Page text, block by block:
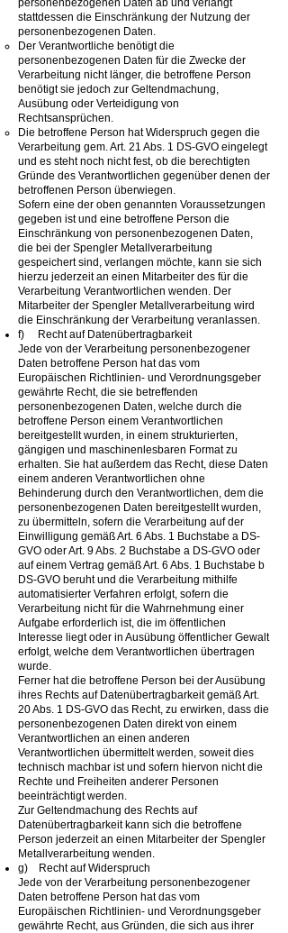
personenbezogenen Daten ab und verlangt
stattdessen die Einschränkung der Nutzung der
personenbezogenen Daten.
Der Verantwortliche benötigt die
personenbezogenen Daten für die Zwecke der
Verarbeitung nicht länger, die betroffene Person
benötigt sie jedoch zur Geltendmachung,
Ausübung oder Verteidigung von
Rechtsansprüchen.
Die betroffene Person hat Widerspruch gegen die
Verarbeitung gem. Art. 21 Abs. 1 DS-GVO eingelegt
und es steht noch nicht fest, ob die berechtigten
Gründe des Verantwortlichen gegenüber denen der
betroffenen Person überwiegen.
Sofern eine der oben genannten Voraussetzungen
gegeben ist und eine betroffene Person die
Einschränkung von personenbezogenen Daten,
die bei der Spengler Metallverarbeitung
gespeichert sind, verlangen möchte, kann sie sich
hierzu jederzeit an einen Mitarbeiter des für die
Verarbeitung Verantwortlichen wenden. Der
Mitarbeiter der Spengler Metallverarbeitung wird
die Einschränkung der Verarbeitung veranlassen.
f) Recht auf Datenübertragbarkeit
Jede von der Verarbeitung personenbezogener
Daten betroffene Person hat das vom
Europäischen Richtlinien- und Verordnungsgeber
gewährte Recht, die sie betreffenden
personenbezogenen Daten, welche durch die
betroffene Person einem Verantwortlichen
bereitgestellt wurden, in einem strukturierten,
gängigen und maschinenlesbaren Format zu
erhalten. Sie hat außerdem das Recht, diese Daten
einem anderen Verantwortlichen ohne
Behinderung durch den Verantwortlichen, dem die
personenbezogenen Daten bereitgestellt wurden,
zu übermitteln, sofern die Verarbeitung auf der
Einwilligung gemäß Art. 6 Abs. 1 Buchstabe a DS-
GVO oder Art. 9 Abs. 2 Buchstabe a DS-GVO oder
auf einem Vertrag gemäß Art. 6 Abs. 1 Buchstabe b
DS-GVO beruht und die Verarbeitung mithilfe
automatisierter Verfahren erfolgt, sofern die
Verarbeitung nicht für die Wahrnehmung einer
Aufgabe erforderlich ist, die im öffentlichen
Interesse liegt oder in Ausübung öffentlicher Gewalt
erfolgt, welche dem Verantwortlichen übertragen
wurde.
Ferner hat die betroffene Person bei der Ausübung
ihres Rechts auf Datenübertragbarkeit gemäß Art.
20 Abs. 1 DS-GVO das Recht, zu erwirken, dass die
personenbezogenen Daten direkt von einem
Verantwortlichen an einen anderen
Verantwortlichen übermittelt werden, soweit dies
technisch machbar ist und sofern hiervon nicht die
Rechte und Freiheiten anderer Personen
beeinträchtigt werden.
Zur Geltendmachung des Rechts auf
Datenübertragbarkeit kann sich die betroffene
Person jederzeit an einen Mitarbeiter der Spengler
Metallverarbeitung wenden.
g) Recht auf Widerspruch
Jede von der Verarbeitung personenbezogener
Daten betroffene Person hat das vom
Europäischen Richtlinien- und Verordnungsgeber
gewährte Recht, aus Gründen, die sich aus ihrer